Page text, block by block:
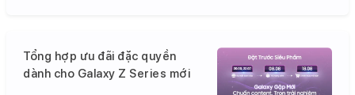
Tổng hợp ưu đãi đặc quyền
dành cho Galaxy Z Series mới